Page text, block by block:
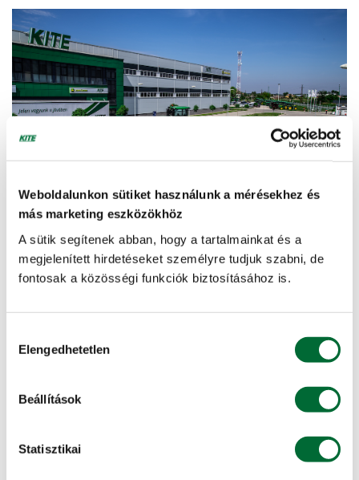
Weboldalunkon sütiket használunk a mérésekhez és
más marketing eszközökhöz
A sütik segítenek abban, hogy a tartalmainkat és a
megjelenített hirdetéseket személyre tudjuk szabni, de
fontosak a közösségi funkciók biztosításához is.
kiválasztása
Elengedhetetlen
Beállítások
Statisztikai